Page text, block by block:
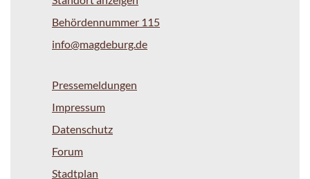
Behördennummer 115
info@magdeburg.de
Pressemeldungen
Impressum
Datenschutz
Forum
Stadtplan